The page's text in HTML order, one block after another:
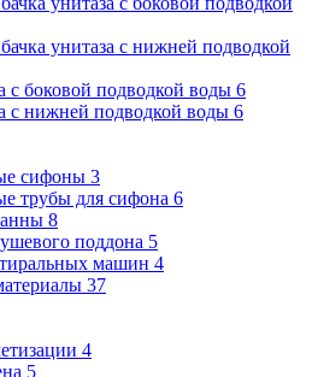
унитаза с нижней подводкой
с боковой подводкой воды 6
с нижней подводкой воды 6
сифоны 3
трубы для сифона 6
8
поддона 5
машин 4
37
4
5